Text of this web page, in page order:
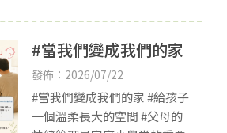
#當我們變成我們的家
發佈：2026/07/22
#當我們變成我們的家 #給孩子
一個溫柔長大的空間 #父母的